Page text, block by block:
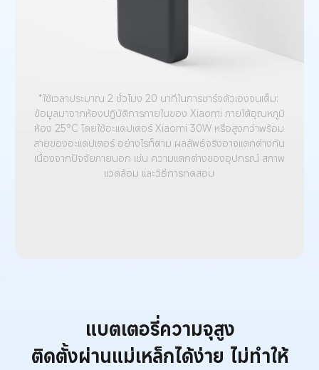
*ใช้เวลาประมาณ 2 ชั่วโมง 20 นาทีในการชาร์จตัวเองจนเต็ม:
ข้อมูลมาจากห้องปฏิบัติการภายในของ Xiaomi ภายใต้อุณหภูมิ
ห้อง 25°C โดยใช้อะแดปเตอร์ Xiaomi 30W หรือสูงกว่าพร้อม
สายของอะแดปเตอร์ อย่างไรก็ตาม ผลลัพธ์จริงอาจแตกต่างกัน
เนื่องจากปัจจัยภายนอก เช่น ความแตกต่างของอุปกรณ์ สภาพ
แวดล้อม และวิธีการทดสอบ
แบตเตอรี่ความจุสูง
ติดตั้งผ่านแม่เหล็กได้ง่าย ไม่ทำให้